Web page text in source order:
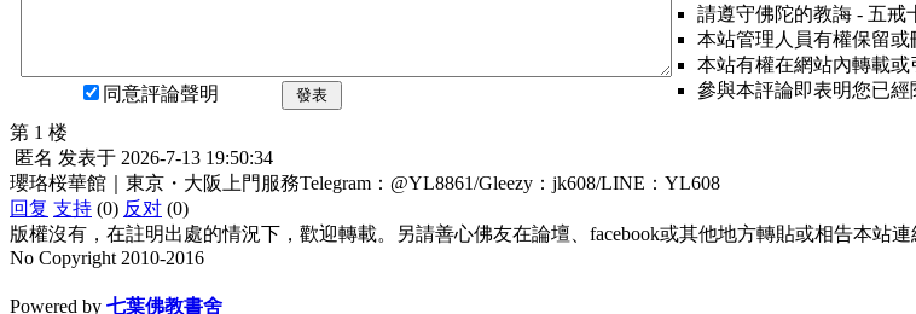
同意評論聲明 發表
請遵守佛陀的教誨 - 五戒
本站管理人員有權保留
本站有權在網站內轉載或
參與本評論即表明您已
第 1 楼
匿名 发表于 2026-7-13 19:50:34
瓔珞桜華館｜東京・大阪上門服務Telegram：@YL8861/Gleezy：jk608/LINE：YL608
回复 支持 (0) 反对 (0)
版權沒有，在註明出處的情況下，歡迎轉載。另請善心佛友在論壇、facebook或其他地方轉貼或相告本站連
No Copyright 2010-2016
Powered by 七葉佛教書舍